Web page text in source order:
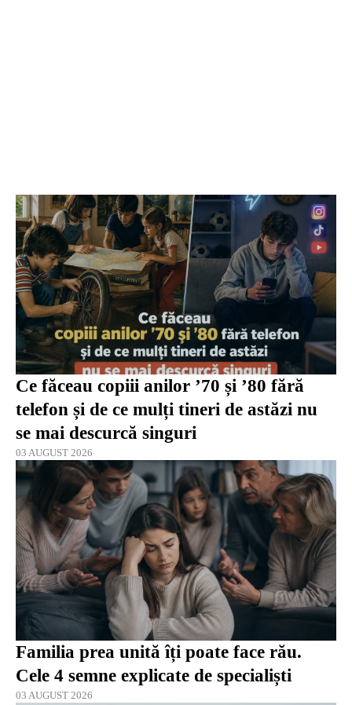
Ce făceau copiii anilor ’70 și ’80 fără
telefon și de ce mulți tineri de astăzi nu
se mai descurcă singuri
03 AUGUST 2026
Familia prea unită îți poate face rău.
Cele 4 semne explicate de specialiști
03 AUGUST 2026